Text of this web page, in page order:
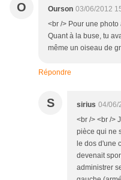
O Ourson 03/06/2012
<br /> Pour une
Quant à la buse, tu
même un oiseau de
Répondre
S sirius 04/06/
<br /> <br />
pièce qui ne
le dos d'une
devenait
administrer